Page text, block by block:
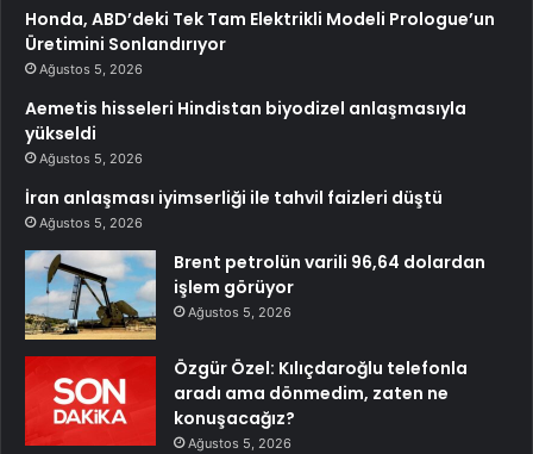
Honda, ABD’deki Tek Tam Elektrikli Modeli Prologue’un
Üretimini Sonlandırıyor
Ağustos 5, 2026
Aemetis hisseleri Hindistan biyodizel anlaşmasıyla
yükseldi
Ağustos 5, 2026
İran anlaşması iyimserliği ile tahvil faizleri düştü
Ağustos 5, 2026
Brent petrolün varili 96,64 dolardan
işlem görüyor
Ağustos 5, 2026
Özgür Özel: Kılıçdaroğlu telefonla
aradı ama dönmedim, zaten ne
konuşacağız?
Ağustos 5, 2026